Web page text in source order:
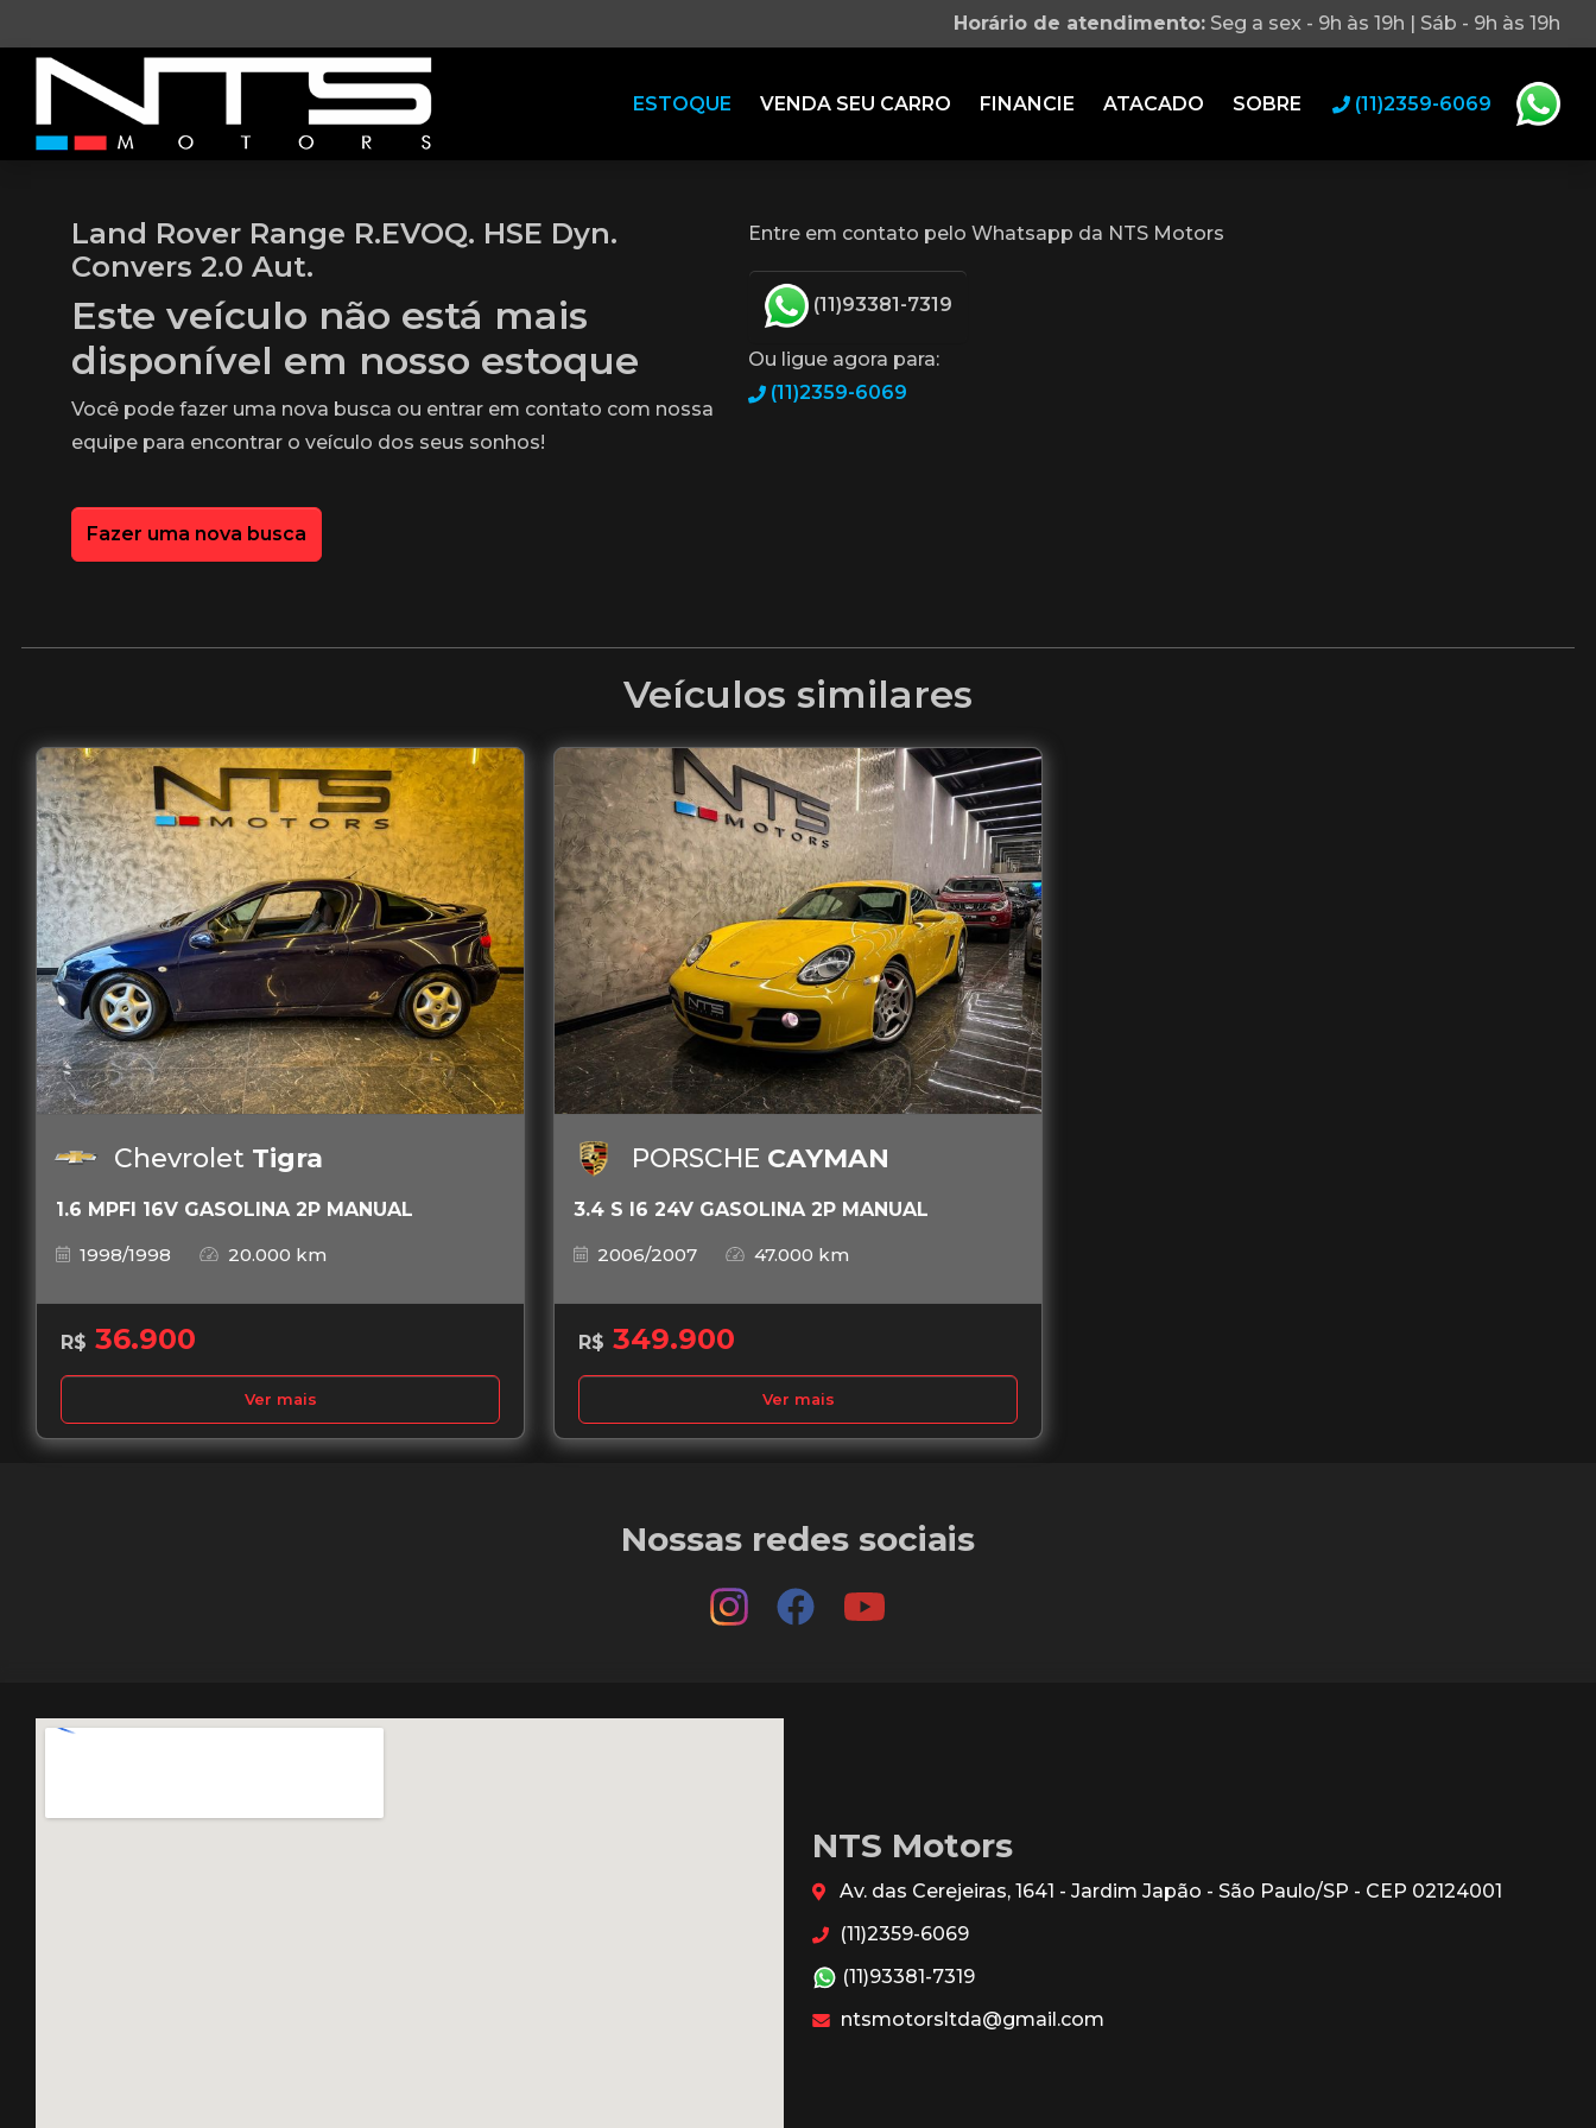
Horário de atendimento: Seg a sex - 9h às 19h | Sáb - 9h às 19h
ESTOQUE VENDA SEU CARRO FINANCIE ATACADO SOBRE (11)2359-6069
Land Rover Range R.EVOQ. HSE Dyn.
Convers 2.0 Aut.
Este veículo não está mais
disponível em nosso estoque
Você pode fazer uma nova busca ou entrar em contato com nossa
equipe para encontrar o veículo dos seus sonhos!
Fazer uma nova busca
Entre em contato pelo Whatsapp da NTS Motors
(11)93381-7319
Ou ligue agora para:
(11)2359-6069
Veículos similares
Chevrolet Tigra
1.6 MPFI 16V GASOLINA 2P MANUAL
1998/1998
20.000 km
R$ 36.900
Ver mais
PORSCHE CAYMAN
3.4 S I6 24V GASOLINA 2P MANUAL
2006/2007
47.000 km
R$ 349.900
Ver mais
Nossas redes sociais
NTS Motors
Av. das Cerejeiras, 1641 - Jardim Japão - São Paulo/SP - CEP 02124001
(11)2359-6069
(11)93381-7319
ntsmotorsltda@gmail.com